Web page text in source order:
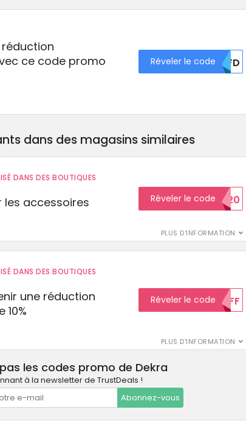
réduction
ce code promo
Réveler le codeUKFD
dans des magasins similaires
DANS DES BOUTIQUES
les accessoires
PLUS D'INFORMATION
Réveler le code
BIENVENUE20
DANS DES BOUTIQUES
une réduction
PLUS D'INFORMATION
Réveler le code10%OFF
les codes promo de Dekra
à la newsletter de TrustDeals !
Abonnez-vous